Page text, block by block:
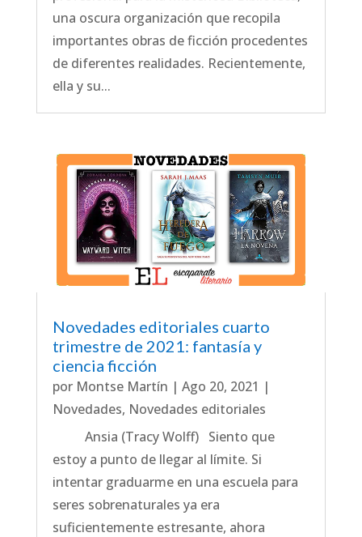
una oscura organización que recopila
importantes obras de ficción procedentes
de diferentes realidades. Recientemente,
ella y su...
Novedades editoriales cuarto
trimestre de 2021: fantasía y
ciencia ficción
por Montse Martín | Ago 20, 2021 |
Novedades, Novedades editoriales
Ansia (Tracy Wolff) Siento que
estoy a punto de llegar al límite. Si
intentar graduarme en una escuela para
seres sobrenaturales ya era
suficientemente estresante, ahora